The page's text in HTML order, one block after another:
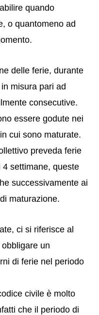
quando
o quantomeno ad
delle ferie, durante
misura pari ad
consecutive.
essere godute nei
cui sono maturate.
preveda ferie
settimane, queste
successivamente ai
maturazione.
ci si riferisce al
un
di ferie nel periodo
civile è molto
che il periodo di